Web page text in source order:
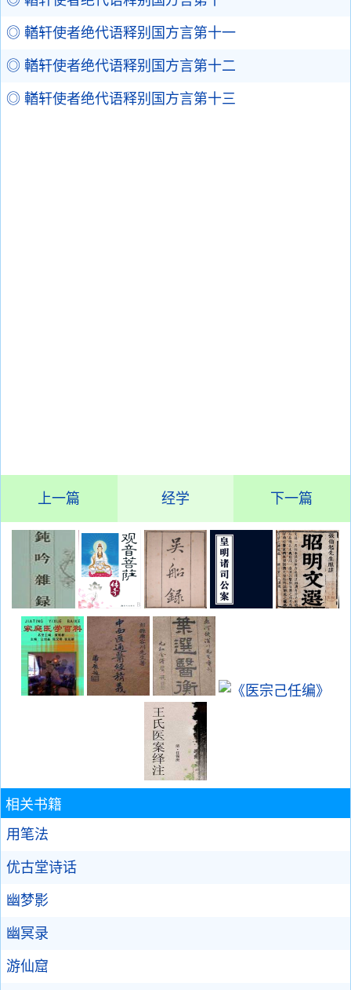
◎ 輶轩使者绝代语释别国方言第十一
◎ 輶轩使者绝代语释别国方言第十二
◎ 輶轩使者绝代语释别国方言第十三
上一篇 经学 下一篇
相关书籍
用笔法
优古堂诗话
幽梦影
幽冥录
游仙窟